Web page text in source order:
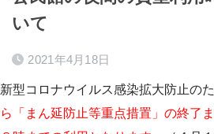
いて
2021年4月18日
新型コロナウイルス感染拡大防止のた
ら「まん延防止等重点措置」の終了